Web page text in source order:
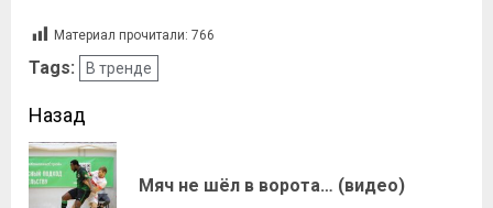
Материал прочитали: 766
Tags: В тренде
Назад
Мяч не шёл в ворота… (видео)